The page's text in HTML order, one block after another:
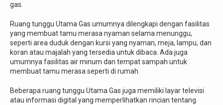
gas.
Ruang tunggu Utama Gas umumnya dilengkapi dengan fasilitas
yang membuat tamu merasa nyaman selama menunggu,
seperti area duduk dengan kursi yang nyaman, meja, lampu, dan
koran atau majalah yang tersedia untuk dibaca. Ada juga
umumnya fasilitas air minum dan tempat sampah untuk
membuat tamu merasa seperti di rumah.
Beberapa ruang tunggu Utama Gas juga memiliki layar televisi
atau informasi digital yang memperlihatkan rincian tentang